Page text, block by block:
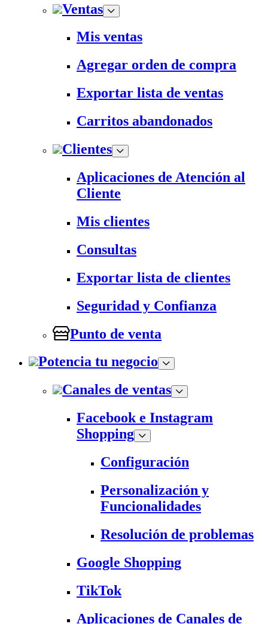
Ventas
Mis ventas
Agregar orden de compra
Exportar lista de ventas
Carritos abandonados
Clientes
Aplicaciones de Atención al
Cliente
Mis clientes
Consultas
Exportar lista de clientes
Seguridad y Confianza
Punto de venta
Potencia tu negocio
Canales de ventas
Facebook e Instagram
Shopping
Configuración
Personalización y
Funcionalidades
Resolución de problemas
Google Shopping
TikTok
Aplicaciones de Canales de